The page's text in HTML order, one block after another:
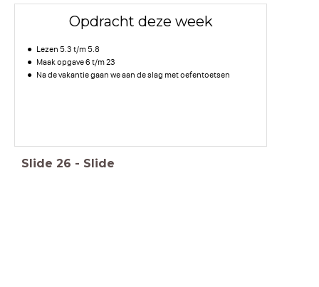
Opdracht deze week
Lezen 5.3 t/m 5.8
Maak opgave 6 t/m 23
Na de vakantie gaan we aan de slag met oefentoetsen
Slide 26 - Slide